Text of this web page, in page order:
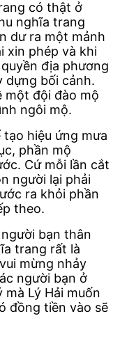
có thật ở
nghĩa trang
dư ra một mảnh
xin phép và khi
địa phương
dựng bối cảnh.
một đội đào mộ
ngôi mộ.
hiệu ứng mưa
phần mộ
Cứ mỗi lần cắt
người lại phải
ra khỏi phần
theo.
bạn thân
trang rất là
mừng nhảy
người bạn ở
Lý Hải muốn
đồng tiền vào sẽ